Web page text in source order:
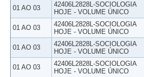
01 AO 03
42406L2828L-SOCIOLOGIA
HOJE - VOLUME ÚNICO
01 AO 03
42406L2828L-SOCIOLOGIA
HOJE - VOLUME ÚNICO
01 AO 03
42406L2828L-SOCIOLOGIA
HOJE - VOLUME ÚNICO
01 AO 03
42406L2828L-SOCIOLOGIA
HOJE - VOLUME ÚNICO